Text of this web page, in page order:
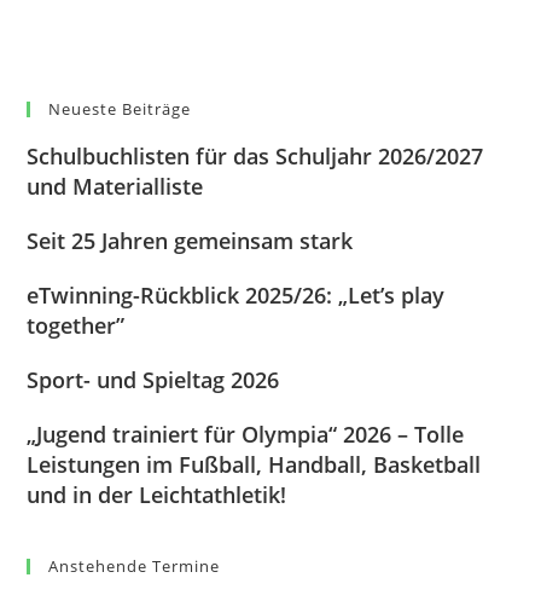
Neueste Beiträge
Schulbuchlisten für das Schuljahr 2026/2027
und Materialliste
Seit 25 Jahren gemeinsam stark
eTwinning-Rückblick 2025/26: „Let’s play
together”
Sport- und Spieltag 2026
„Jugend trainiert für Olympia“ 2026 – Tolle
Leistungen im Fußball, Handball, Basketball
und in der Leichtathletik!
Anstehende Termine